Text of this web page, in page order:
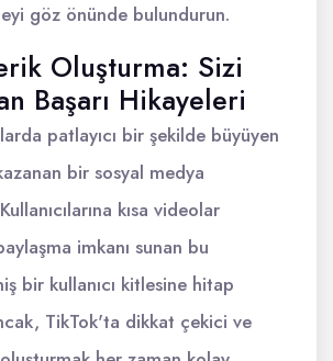
göz önünde bulundurun.
Oluşturma: Sizi
Başarı Hikayeleri
patlayıcı bir şekilde büyüyen
bir sosyal medya
kısa videolar
imkanı sunan bu
bir kullanıcı kitlesine hitap
TikTok'ta dikkat çekici ve